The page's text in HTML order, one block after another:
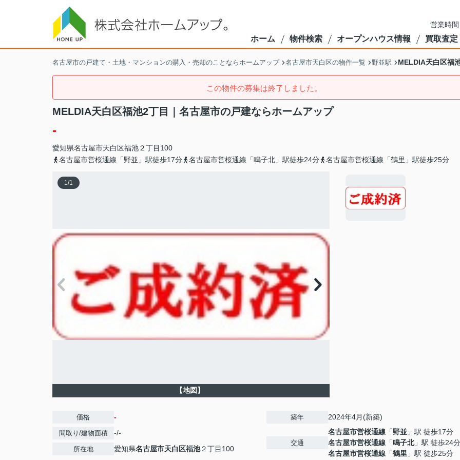
営業時
ホーム 物件検索 オープンハウス情報 買取査定
名古屋市の戸建て・土地・マンションの購入・売却のことならホームアップ 名古屋市天白区の物件一覧 野並駅 MELDIA天白区福
この物件の募集は終了しました。
MELDIA天白区福池2丁目｜名古屋市の戸建ならホームアップ
-
愛知県名古屋市天白区福池２丁目100
名古屋市営桜通線「野並」駅徒歩17分
名古屋市営桜通線「鳴子北」駅徒歩24分 名古屋市営桜通線「鶴里」駅徒歩25分
1/1
【地図】
価格 -
間取り/建物面積 -/-
所在地 愛知県名古屋市天白区福池２丁目100
築年 2024年4月(新築)
交通
名古屋市営桜通線 「野並 」駅 徒歩17分
名古屋市営桜通線 「鳴子北」駅 徒歩24分
名古屋市営桜通線 「鶴里 」駅 徒歩25分